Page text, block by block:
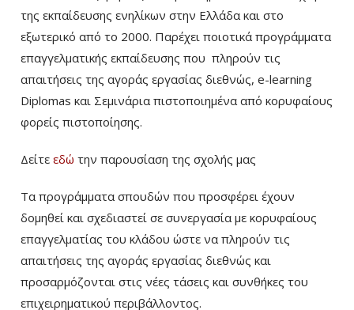
της εκπαίδευσης ενηλίκων στην Ελλάδα και στο
εξωτερικό από το 2000. Παρέχει ποιοτικά προγράμματα
επαγγελματικής εκπαίδευσης που πληρούν τις
απαιτήσεις της αγοράς εργασίας διεθνώς, e-learning
Diplomas και Σεμινάρια πιστοποιημένα από κορυφαίους
φορείς πιστοποίησης.
Δείτε εδώ την παρουσίαση της σχολής μας
Τα προγράμματα σπουδών που προσφέρει έχουν
δομηθεί και σχεδιαστεί σε συνεργασία με κορυφαίους
επαγγελματίας του κλάδου ώστε να πληρούν τις
απαιτήσεις της αγοράς εργασίας διεθνώς και
προσαρμόζονται στις νέες τάσεις και συνθήκες του
επιχειρηματικού περιβάλλοντος.